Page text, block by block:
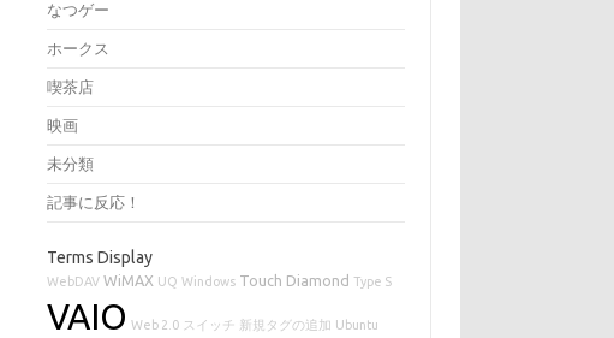
なつゲー
ホークス
喫茶店
映画
未分類
記事に反応！
Terms Display
WebDAV WiMAX UQ Windows Touch Diamond Type S
VAIO Web 2.0 スイッチ 新規タグの追加 Ubuntu